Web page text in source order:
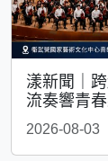
漾新聞｜
流奏響青
2026-08-03